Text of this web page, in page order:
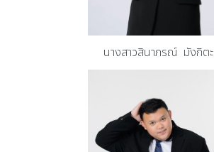
นางสาวสินาภรณ์ มังกิตะ